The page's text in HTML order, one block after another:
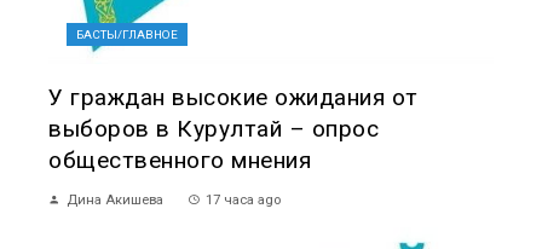
БАСТЫ/ГЛАВНОЕ
У граждан высокие ожидания от
выборов в Курултай – опрос
общественного мнения
Дина Акишева 17 часа ago